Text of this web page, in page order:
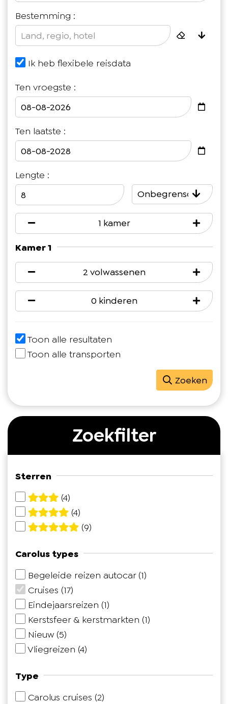
Bestemming :
Ik heb flexibele reisdata
Ten vroegste :
Ten laatste :
Lengte :
Onbegrensd
1 kamer
Kamer 1
2 volwassenen
0 kinderen
Toon alle resultaten
Toon alle transporten
Zoeken
Zoekfilter
Sterren
(4)
(4)
(9)
Carolus types
Begeleide reizen autocar (1)
Cruises (17)
Eindejaarsreizen (1)
Kerstsfeer & kerstmarkten (1)
Nieuw (5)
Vliegreizen (4)
Type
Carolus cruises (2)